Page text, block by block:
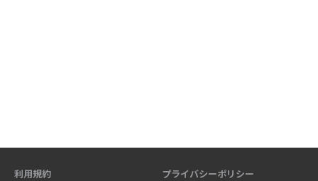
利用規約 プライバシーポリシー